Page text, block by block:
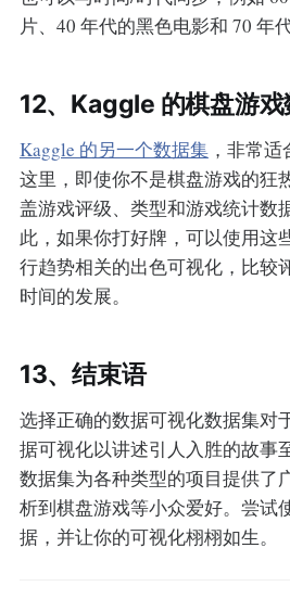
片、40 年代的黑色电影和 70 年
12、Kaggle 的棋盘游戏
Kaggle 的另一个数据集，非常适
这里，即使你不是棋盘游戏的狂
盖游戏评级、类型和游戏统计数
此，如果你打好牌，可以使用这
行趋势相关的出色可视化，比较
时间的发展。
13、结束语
选择正确的数据可视化数据集对
据可视化以讲述引人入胜的故事
数据集为各种类型的项目提供了
析到棋盘游戏等小众爱好。尝试
据，并让你的可视化栩栩如生。